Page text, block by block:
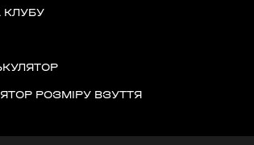
область,
КЛУБУ
РОЗМІРУ ВЗУТТЯ